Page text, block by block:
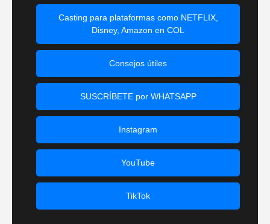
Casting para plataformas como NETFLIX,
Disney, Amazon en COL
Consejos útiles
SUSCRÍBETE por WHATSAPP
Instagram
YouTube
TikTok